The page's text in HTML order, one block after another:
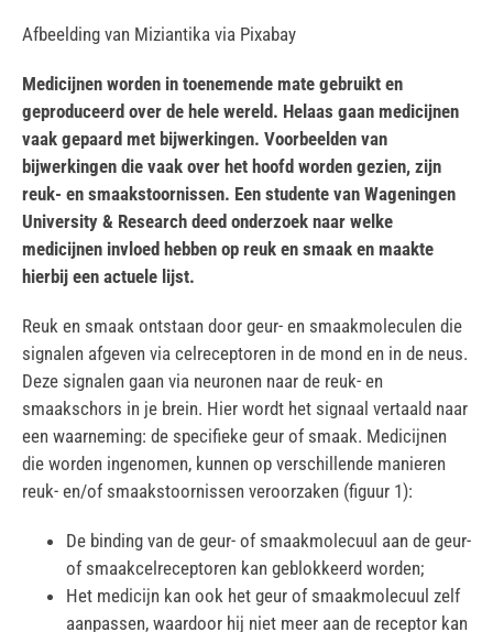
Afbeelding van Miziantika via Pixabay
Medicijnen worden in toenemende mate gebruikt en
geproduceerd over de hele wereld. Helaas gaan medicijnen
vaak gepaard met bijwerkingen. Voorbeelden van
bijwerkingen die vaak over het hoofd worden gezien, zijn
reuk- en smaakstoornissen. Een studente van Wageningen
University & Research deed onderzoek naar welke
medicijnen invloed hebben op reuk en smaak en maakte
hierbij een actuele lijst.
Reuk en smaak ontstaan door geur- en smaakmoleculen die
signalen afgeven via celreceptoren in de mond en in de neus.
Deze signalen gaan via neuronen naar de reuk- en
smaakschors in je brein. Hier wordt het signaal vertaald naar
een waarneming: de specifieke geur of smaak. Medicijnen
die worden ingenomen, kunnen op verschillende manieren
reuk- en/of smaakstoornissen veroorzaken (figuur 1):
De binding van de geur- of smaakmolecuul aan de geur-
of smaakcelreceptoren kan geblokkeerd worden;
Het medicijn kan ook het geur of smaakmolecuul zelf
aanpassen, waardoor hij niet meer aan de receptor kan